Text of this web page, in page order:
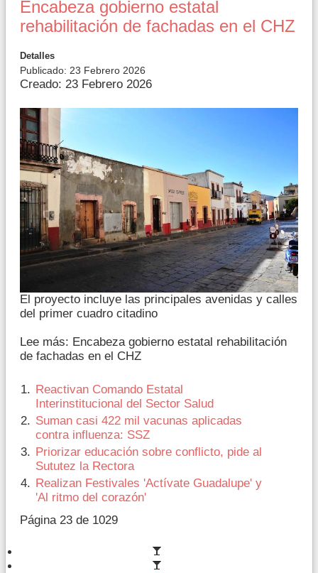
Encabeza gobierno estatal
rehabilitación de fachadas en el CHZ
Detalles
Publicado: 23 Febrero 2026
Creado: 23 Febrero 2026
El proyecto incluye las principales avenidas y calles
del primer cuadro citadino
Lee más: Encabeza gobierno estatal rehabilitación
de fachadas en el CHZ
Reactivan Comando Estatal
Interinstitucional del Sector Salud
Suman casi 422 mil vacunas aplicadas
contra influenza: SSZ
Priorizar educación sobre conflicto, pide al
Sututez la Rectora
Realizan Festivales 'Actívate Guadalupe' y
'Al ritmo del corazón'
Página 23 de 1029